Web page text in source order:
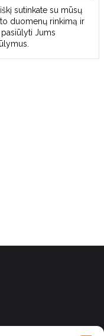
sutinkate su mūsų
duomenų rinkimą ir
Jums